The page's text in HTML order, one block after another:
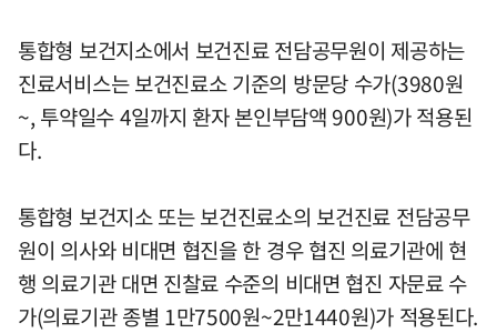
통합형 보건지소에서 보건진료 전담공무원이 제공하는
진료서비스는 보건진료소 기준의 방문당 수가(3980원
~, 투약일수 4일까지 환자 본인부담액 900원)가 적용된
다.
통합형 보건지소 또는 보건진료소의 보건진료 전담공무
원이 의사와 비대면 협진을 한 경우 협진 의료기관에 현
행 의료기관 대면 진찰료 수준의 비대면 협진 자문료 수
가(의료기관 종별 1만7500원~2만1440원)가 적용된다.